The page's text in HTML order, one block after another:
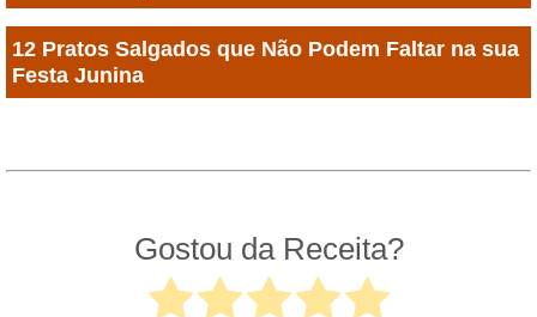
12 Pratos Salgados que Não Podem Faltar na sua
Festa Junina
Gostou da Receita?